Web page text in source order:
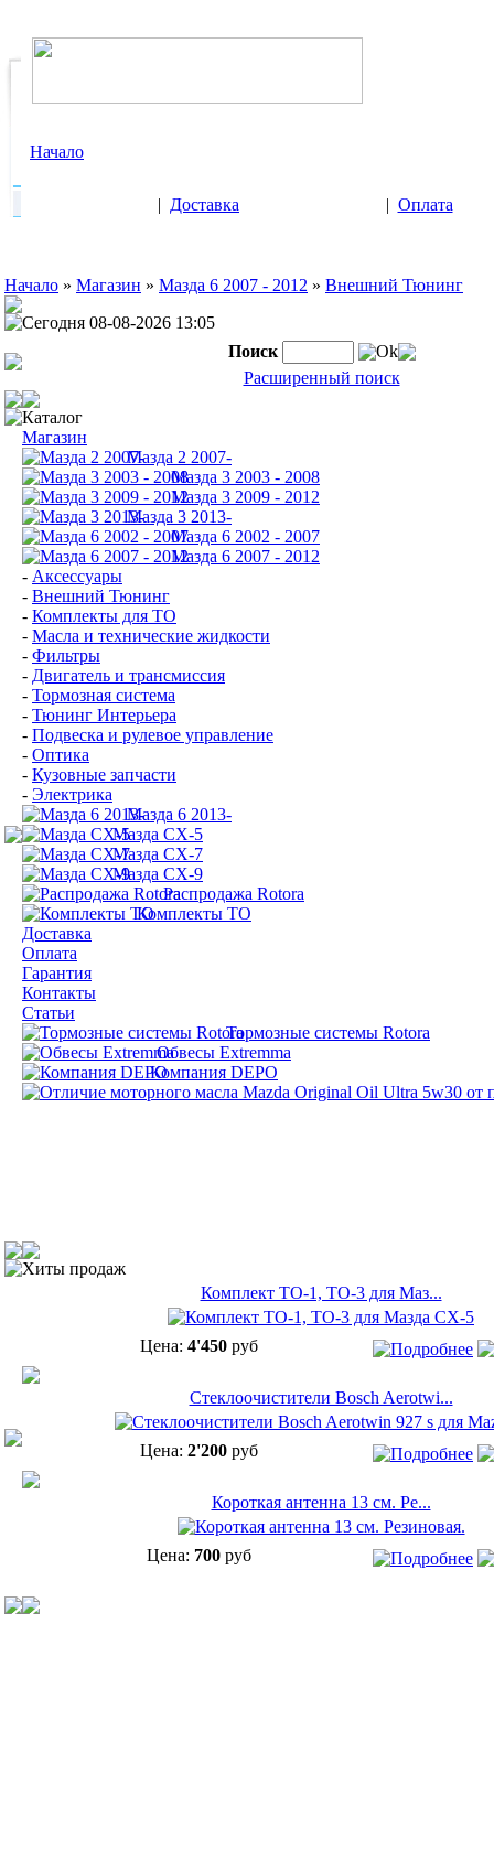
Начало
| Доставка | Оплата
Начало » Магазин » Мазда 6 2007 - 2012 » Внешний Тюнинг
Сегодня 08-08-2026 13:05
Поиск
Ok
Расширенный поиск
Каталог
Магазин
Мазда 2 2007-
Мазда 3 2003 - 2008
Мазда 3 2009 - 2012
Мазда 3 2013-
Мазда 6 2002 - 2007
Мазда 6 2007 - 2012
- Аксессуары
- Внешний Тюнинг
- Комплекты для ТО
- Масла и технические жидкости
- Фильтры
- Двигатель и трансмиссия
- Тормозная система
- Тюнинг Интерьера
- Подвеска и рулевое управление
- Оптика
- Кузовные запчасти
- Электрика
Мазда 6 2013-
Мазда CX-5
Мазда CX-7
Мазда СХ-9
Распродажа Rotora
Комплекты ТО
Доставка
Оплата
Гарантия
Контакты
Статьи
Тормозные системы Rotora
Обвесы Extremma
Компания DEPO
Хиты продаж
Комплект ТО-1, ТО-3 для Маз...
Цена: 4'450руб
Cтеклоочистители Bosch Aerotwi...
Цена: 2'200руб
Короткая антенна 13 см. Ре...
Цена: 700руб